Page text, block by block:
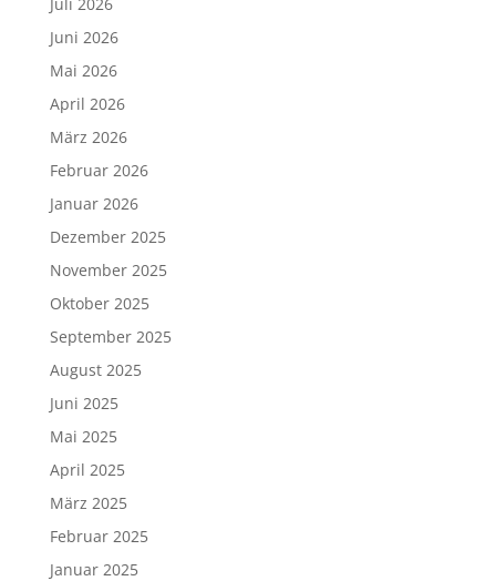
Juni 2026
Mai 2026
April 2026
März 2026
Februar 2026
Januar 2026
Dezember 2025
November 2025
Oktober 2025
September 2025
August 2025
Juni 2025
Mai 2025
April 2025
März 2025
Februar 2025
Januar 2025